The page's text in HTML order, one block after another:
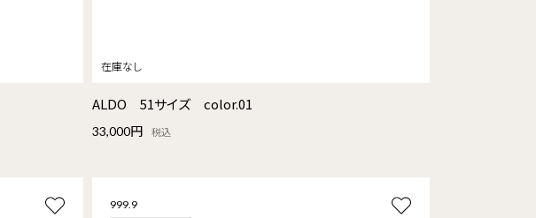
ALDO 51サイズ color.01
33,000円 税込
999.9